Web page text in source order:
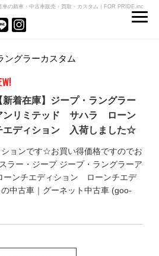
車の新車・中古車販売・買取・カスタム｜FOR PRIDE.inc
ングラーカスタム
新着在庫】ジープ・ラングラー
ンリミテッド サハラ ローン
エディション 入荷しました☆
ョンです☆お買い得価格ですのでお
ラー・ジープ ジープ・ラングラーア
ンチエディション ローンチエデ
中古車｜グーネット中古車 (goo-